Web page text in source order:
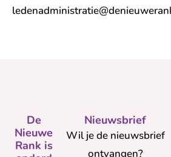
Nieuwsbrief
Wil je de nieuwsbrief
ontvangen?
De
Nieuwe
Rank is